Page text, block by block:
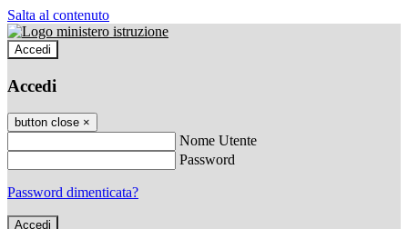
Salta al contenuto
Accedi
Accedi
button close ×
Nome Utente
Password
Password dimenticata?